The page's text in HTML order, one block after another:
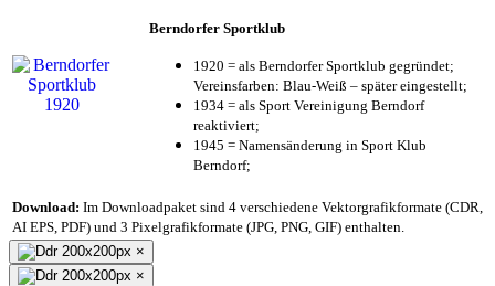
Berndorfer Sportklub
1920 = als Berndorfer Sportklub gegründet;
Vereinsfarben: Blau-Weiß – später eingestellt;
1934 = als Sport Vereinigung Berndorf
reaktiviert;
1945 = Namensänderung in Sport Klub
Berndorf;
Download: Im Downloadpaket sind 4 verschiedene Vektorgrafikformate (CDR,
AI EPS, PDF) und 3 Pixelgrafikformate (JPG, PNG, GIF) enthalten.
×
×